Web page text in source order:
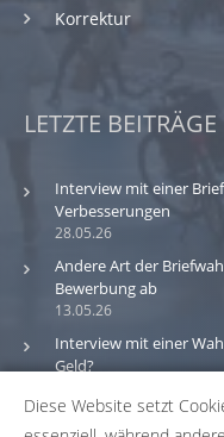
Korrektur
LETZTE BEITRÄGE
28.05.26
Interview mit einer
Verbesserungen
13.05.26
Andere Art der
Bewerbung ab
Interview mit einer
Geld?
Diese Website setzt